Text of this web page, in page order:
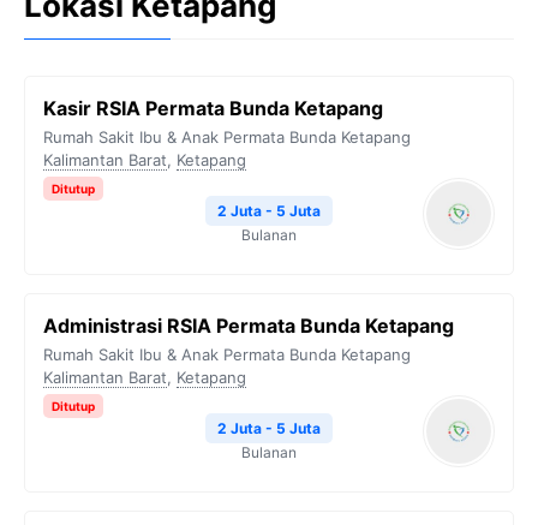
Kasir RSIA Permata Bunda Ketapang
Rumah Sakit Ibu & Anak Permata Bunda Ketapang
Kalimantan Barat, Ketapang
Ditutup
2 Juta - 5 Juta
Bulanan
Administrasi RSIA Permata Bunda Ketapang
Rumah Sakit Ibu & Anak Permata Bunda Ketapang
Kalimantan Barat, Ketapang
Ditutup
2 Juta - 5 Juta
Bulanan